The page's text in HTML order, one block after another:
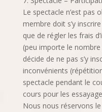
Le spectacle n’est pas
membre doit s’y
que de régler les frais
(peu importe le
décide de ne pas s’y
inconvénients
spectacle pendant le
cours pour les
Nous nous réservons